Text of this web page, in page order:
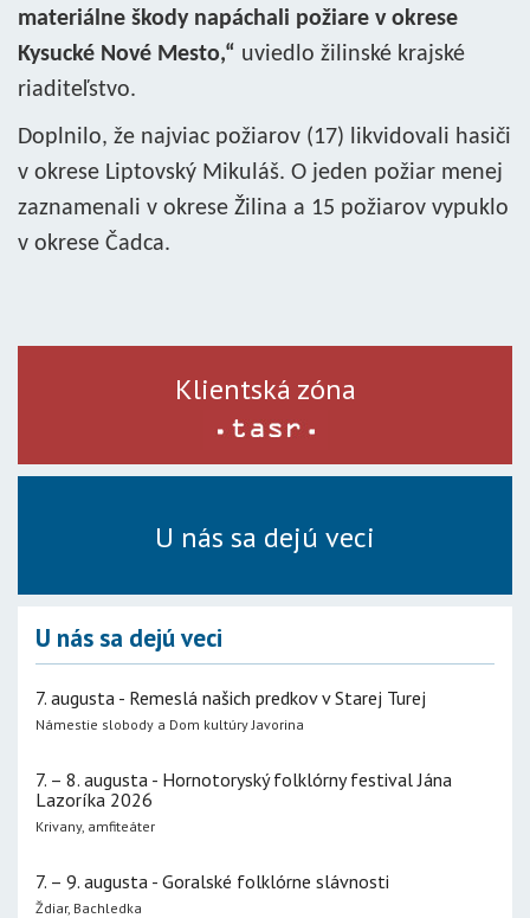
materiálne škody napáchali požiare v okrese
Kysucké Nové Mesto,“ uviedlo žilinské krajské
riaditeľstvo.
Doplnilo, že najviac požiarov (17) likvidovali hasiči
v okrese Liptovský Mikuláš. O jeden požiar menej
zaznamenali v okrese Žilina a 15 požiarov vypuklo
v okrese Čadca.
Klientská zóna
U nás sa dejú veci
U nás sa dejú veci
7. augusta - Remeslá našich predkov v Starej Turej
Námestie slobody a Dom kultúry Javorina
7. – 8. augusta - Hornotoryský folklórny festival Jána
Lazoríka 2026
Krivany, amfiteáter
7. – 9. augusta - Goralské folklórne slávnosti
Ždiar, Bachledka